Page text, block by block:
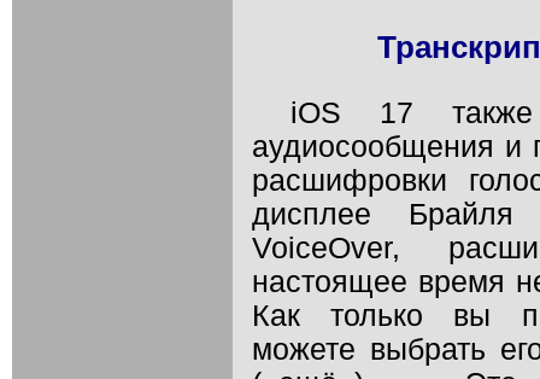
iOS 17 также
аудиосообщения и
расшифровки
дисплее
VoiceOver,
настоящее время
Как только вы
можете выбрать